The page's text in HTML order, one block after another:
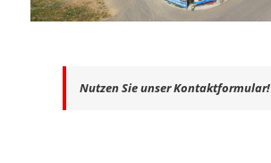
Nutzen Sie unser Kontaktformular!